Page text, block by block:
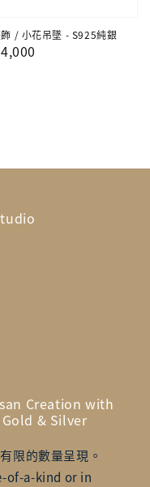
/ 小花吊墜 - S925純銀
Creation with
& Silver
限的數量呈現。
of-a-kind or in